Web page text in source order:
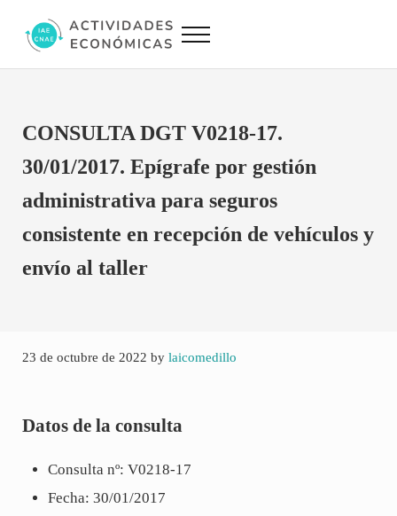
Actividades Económicas IAE CNAE
Menu
CONSULTA DGT V0218-17.
30/01/2017. Epígrafe por gestión
administrativa para seguros
consistente en recepción de vehículos y
envío al taller
23 de octubre de 2022 by laicomedillo
Datos de la consulta
Consulta nº: V0218-17
Fecha: 30/01/2017